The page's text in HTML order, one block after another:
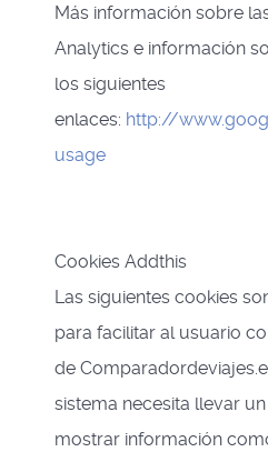
Más información sobre
Analytics e información
los siguientes
enlaces: http://
usage
Cookies Addthis
Las siguientes cookies
para facilitar al usuario
de
sistema necesita llevar
mostrar información